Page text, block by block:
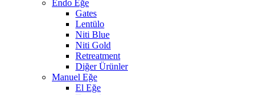
Endo Eğe
Gates
Lentülo
Niti Blue
Niti Gold
Retreatment
Diğer Ürünler
Manuel Eğe
El Eğe